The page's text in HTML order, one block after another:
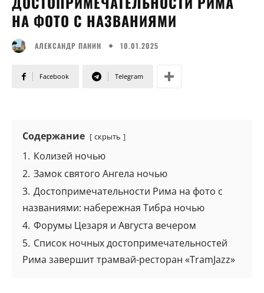
НА ФОТО С НАЗВАНИЯМИ
АЛЕКСАНДР ПАНИН 10.01.2025
Facebook Telegram
Содержание скрыть
1. Колизей ночью
2. Замок святого Ангела ночью
3. Достопримечательности Рима на фото с
названиями: набережная Тибра ночью
4. Форумы Цезаря и Августа вечером
5. Список ночных достопримечательностей
Рима завершит трамвай-ресторан «TramJazz»